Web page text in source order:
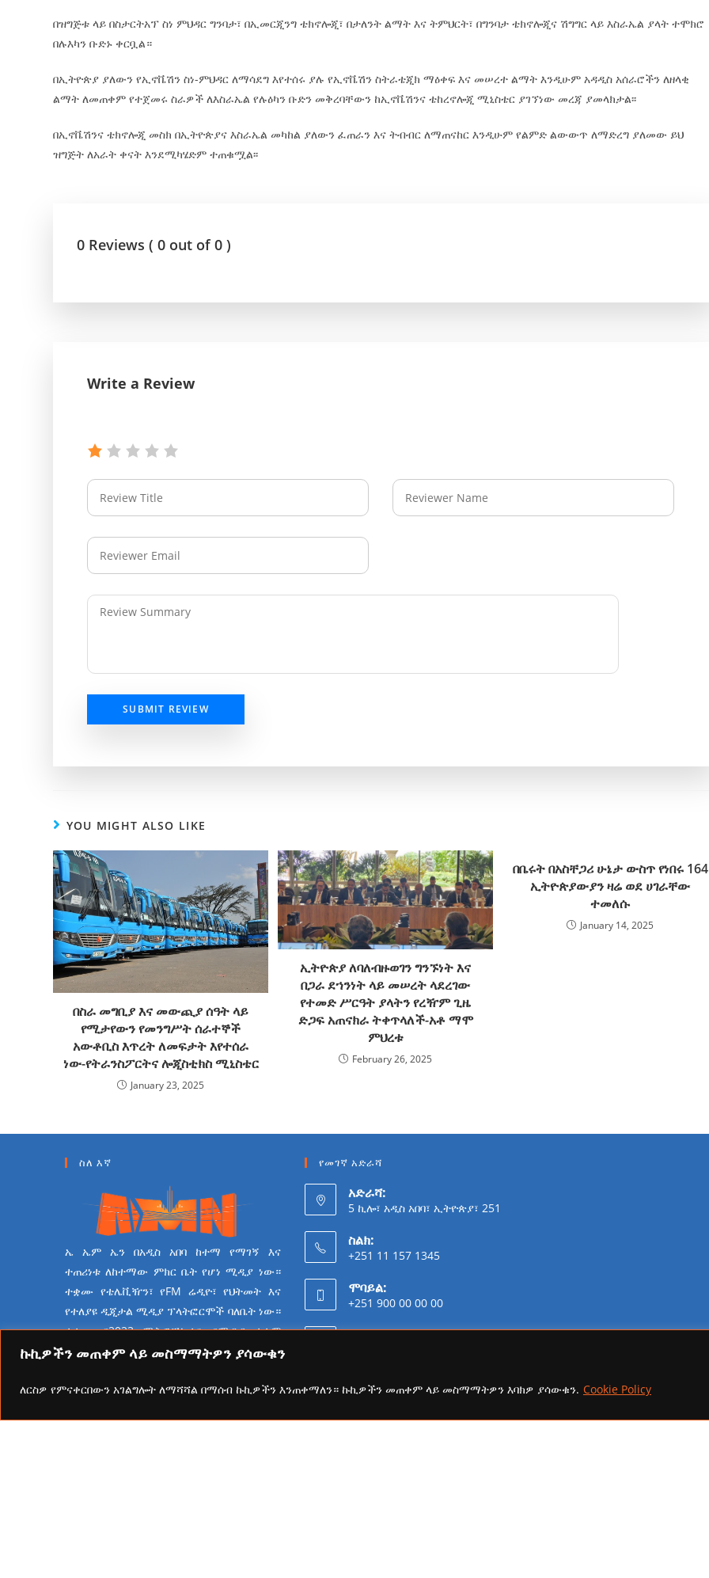
ኩኪዎችን መጠቀም ላይ መስማማትዎን ያሳውቁን
ለርስዎ የምናቀርበውን አገልግሎት ለማሻሻል በማሰብ ኩኪዎችን እንጠቀማለን። ኩኪዎችን መጠቀም ላይ መስማማትዎን እባክዎ ያሳውቁን. Cookie Policy
በዝግጅቱ ላይ በስታርትአፕ ስነ ምህዳር ግንባታ፣ በኢመርጂንግ ቴክኖሎጂ፣ በታለንት ልማት እና ትምህርት፣ በግንባታ ቴክኖሎጂና ሽግግር ላይ እስራኤል ያላት ተሞክሮ
በሉእካን ቡድኑ ቀርቧል።
በኢትዮጵያ ያለውን የኢኖቬሽን ስነ-ምህዳር ለማሳደግ እየተሰሩ ያሉ የኢኖቬሽን ስትራቴጂክ ማዕቀፍ እና መሠረተ ልማት እንዲሁም አዳዲስ አሰራሮችን ለዘላቂ
ልማት ለመጠቀም የተጀመሩ ስራዎች ለእስራኤል የሉዕካን ቡድን መቅረባቸውን ከኢኖቬሽንና ቴከረኖሎጂ ሚኒስቴር ያገኘነው መረጃ ያመላክታል፡፡
በኢኖቬሽንና ቴክኖሎጂ መስክ በኢትዮጵያና እስራኤል መካከል ያለውን ፈጠራን እና ትብብር ለማጠናከር እንዲሁም የልምድ ልውውጥ ለማድረግ ያለመው ይህ
ዝግጅት ለአራት ቀናት እንደሚካሄድም ተጠቁሟል፡፡
0 Reviews ( 0 out of 0 )
Write a Review
SUBMIT REVIEW
YOU MIGHT ALSO LIKE
በስራ መግቢያ እና መውጪያ ሰዓት ላይ
የሚታየውን የመንግሥት ሰራተኞች
አውቶቢስ እጥረት ለመፍታት እየተሰራ
ነው-የትራንስፖርትና ሎጂስቲክስ ሚኒስቴር
January 23, 2025
ኢትዮጵያ ለባለብዙወገን ግንኙነት እና
በጋራ ደኀንነት ላይ መሠረት ላደረገው
የተመድ ሥርዓት ያላትን የረዥም ጊዜ
ድጋፍ አጠናክራ ትቀጥላለች-አቶ ማሞ
ምህረቱ
February 26, 2025
በቤሩት በአስቸጋሪ ሁኔታ ውስጥ የነበሩ 164
ኢትዮጵያውያን ዛሬ ወደ ሀገራቸው
ተመለሱ
January 14, 2025
ስለ እኛ
ኤ ኤም ኤን በአዲስ አበባ ከተማ የማገኝ እና
ተጠሪነቱ ለከተማው ምክር ቤት የሆነ ሚዲያ ነው።
ተቋሙ የቴሌቪዥን፣ የFM ሬዲዮ፣ የህትመት እና
የተለያዩ ዲጂታል ሚዲያ ፕላትፎርሞች ባለቤት ነው።
ተቋሙ በ2023 ሜትሮፖሊታን የሚዲያ ተቋም
የመሆን ራዕይ ሰንቆ የይዘት
የመገኛ አድራሻ
አድራሻ:
5 ኪሎ፣ አዲስ አበባ፣ ኢትዮጵያ፣ 251
ስልክ:
+251 11 157 1345
ሞባይል:
+251 900 00 00 00
ፋክስ:
ኢሜይል:
addisaammaa@gmail.com